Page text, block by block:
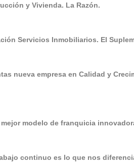
y Vivienda. La Razón.
Servicios Inmobiliarios. El
nueva empresa en Calidad y
mejor modelo de franquicia
continuo es lo que nos